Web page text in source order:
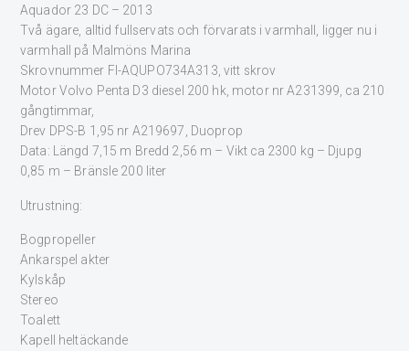
Aquador 23 DC – 2013
Två ägare, alltid fullservats och förvarats i varmhall, ligger nu i
varmhall på Malmöns Marina
Skrovnummer FI-AQUPO734A313, vitt skrov
Motor Volvo Penta D3 diesel 200 hk, motor nr A231399, ca 210
gångtimmar,
Drev DPS-B 1,95 nr A219697, Duoprop
Data: Längd 7,15 m Bredd 2,56 m – Vikt ca 2300 kg – Djupg
0,85 m – Bränsle 200 liter
Utrustning:
Bogpropeller
Ankarspel akter
Kylskåp
Stereo
Toalett
Kapell heltäckande